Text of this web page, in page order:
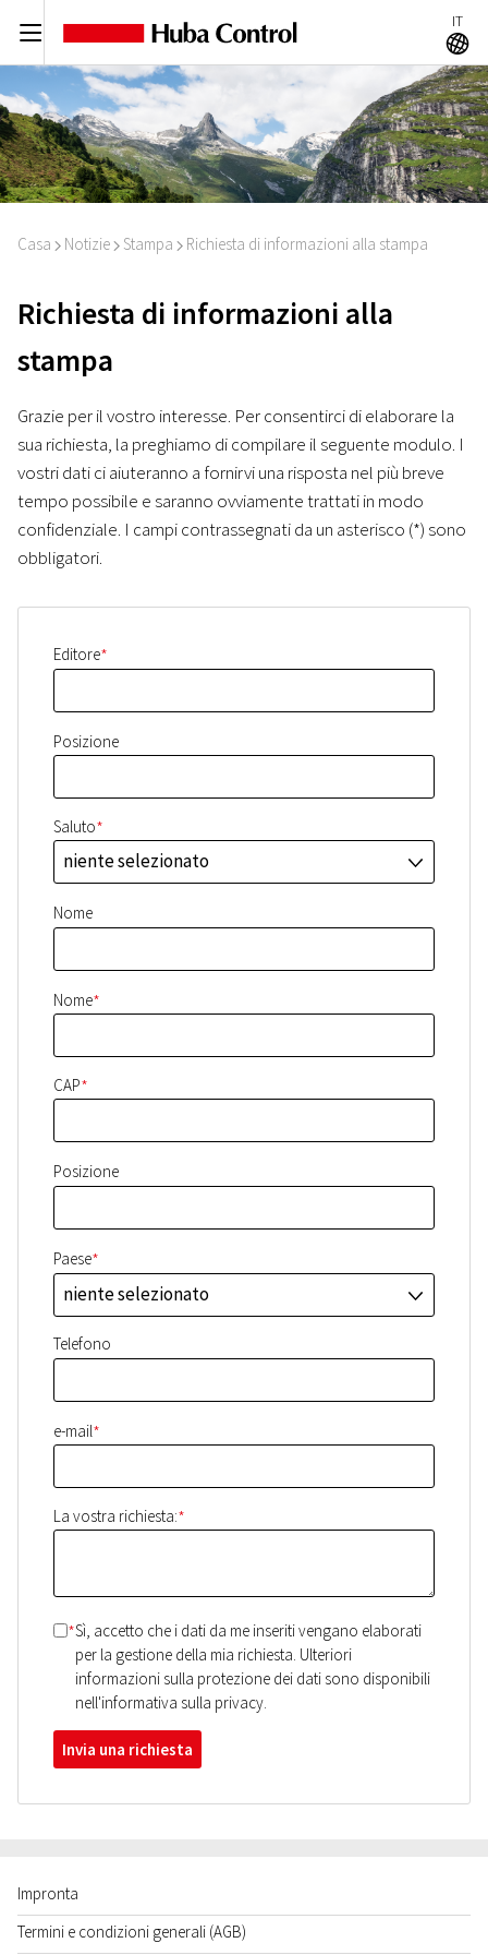
C IT
A
Casa I Notizie I Stampa I Richiesta di informazioni alla stampa
Richiesta di informazioni alla
stampa
Grazie per il vostro interesse. Per consentirci di elaborare la
sua richiesta, la preghiamo di compilare il seguente modulo. I
vostri dati ci aiuteranno a fornirvi una risposta nel più breve
tempo possibile e saranno ovviamente trattati in modo
confidenziale. I campi contrassegnati da un asterisco (*) sono
obbligatori.
Editore*
Posizione
Saluto*
niente selezionato
J
Nome
Nome*
CAP*
Posizione
Paese*
niente selezionato
J
Telefono
e-mail*
La vostra richiesta:*
*Sì, accetto che i dati da me inseriti vengano elaborati
per la gestione della mia richiesta. Ulteriori
informazioni sulla protezione dei dati sono disponibili
nell'informativa sulla privacy.
Invia una richiesta
Impronta
Termini e condizioni generali (AGB)